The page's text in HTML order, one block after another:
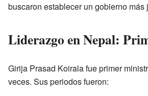
buscaron establecer un gobierno más
Liderazgo en Nepal:
Girija Prasad Koirala fue primer
veces. Sus periodos fueron: